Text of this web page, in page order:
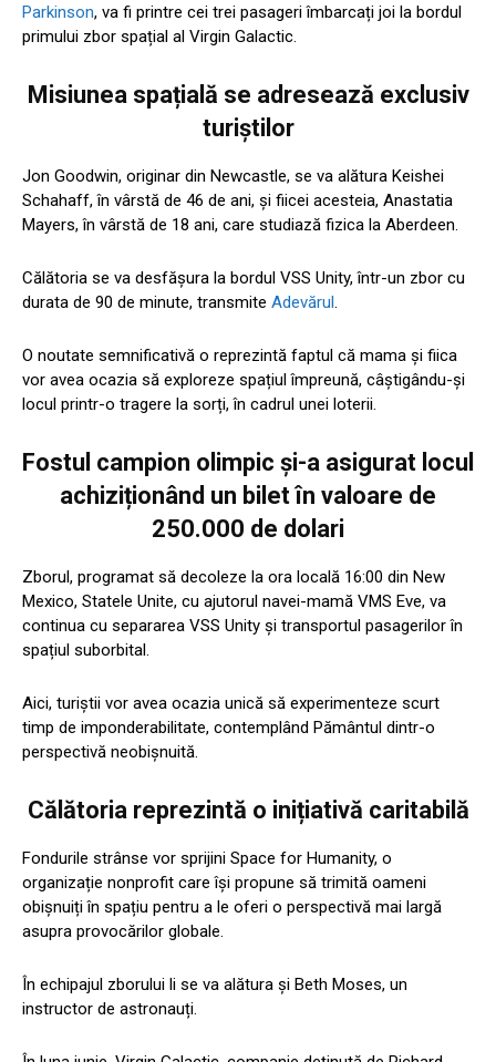
Parkinson, va fi printre cei trei pasageri îmbarcați joi la bordul
primului zbor spațial al Virgin Galactic.
Misiunea spațială se adresează exclusiv
turiștilor
Jon Goodwin, originar din Newcastle, se va alătura Keishei
Schahaff, în vârstă de 46 de ani, și fiicei acesteia, Anastatia
Mayers, în vârstă de 18 ani, care studiază fizica la Aberdeen.
Călătoria se va desfășura la bordul VSS Unity, într-un zbor cu
durata de 90 de minute, transmite Adevărul.
O noutate semnificativă o reprezintă faptul că mama și fiica
vor avea ocazia să exploreze spațiul împreună, câștigându-și
locul printr-o tragere la sorți, în cadrul unei loterii.
Fostul campion olimpic și-a asigurat locul
achiziționând un bilet în valoare de
250.000 de dolari
Zborul, programat să decoleze la ora locală 16:00 din New
Mexico, Statele Unite, cu ajutorul navei-mamă VMS Eve, va
continua cu separarea VSS Unity și transportul pasagerilor în
spațiul suborbital.
Aici, turiștii vor avea ocazia unică să experimenteze scurt
timp de imponderabilitate, contemplând Pământul dintr-o
perspectivă neobișnuită.
Călătoria reprezintă o inițiativă caritabilă
Fondurile strânse vor sprijini Space for Humanity, o
organizație nonprofit care își propune să trimită oameni
obișnuiți în spațiu pentru a le oferi o perspectivă mai largă
asupra provocărilor globale.
În echipajul zborului li se va alătura și Beth Moses, un
instructor de astronauți.